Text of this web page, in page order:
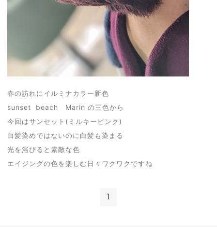
春の訪れにイルミナカラー新色
sunset beach Marin の三色から
今回はサンセット(ミルキーピンク)
白髪染めではないのに白髪も染まる
光を浴びると素敵な色
エイジングの色を楽しむ日々ワクワクですね
1